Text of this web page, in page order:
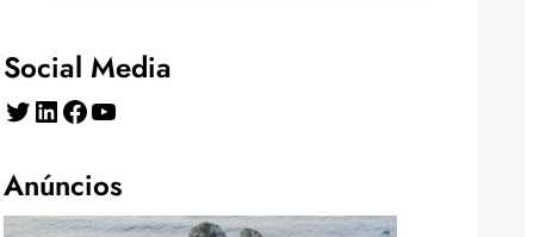
Social Media
Twitter LinkedIn Facebook YouTube
Anúncios